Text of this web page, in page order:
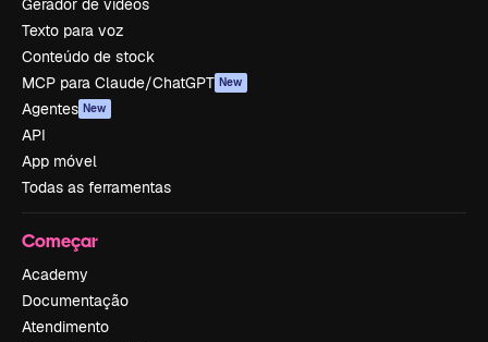
Gerador de vídeos
Texto para voz
Conteúdo de stock
MCP para Claude/ChatGPT New
Agentes New
API
App móvel
Todas as ferramentas
Começar
Academy
Documentação
Atendimento